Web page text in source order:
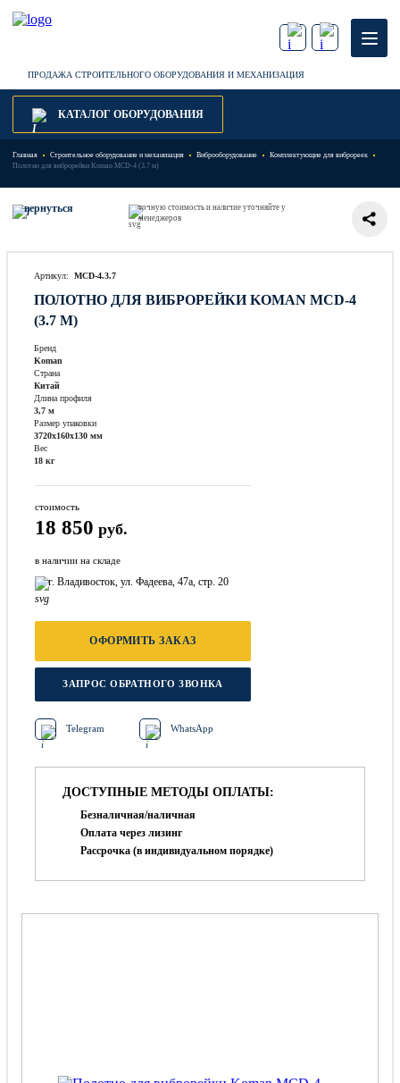
ПРОДАЖА СТРОИТЕЛЬНОГО ОБОРУДОВАНИЯ И МЕХАНИЗАЦИЯ
КАТАЛОГ ОБОРУДОВАНИЯ
Главная Строительное оборудование и механизация Виброоборудование
Комплектующие для виброреек
Полотно для виброрейки Koman MCD-4 (3.7 м)
вернуться
точную стоимость и наличие уточняйте у
менеджеров
Артикул: MCD-4.3.7
ПОЛОТНО ДЛЯ ВИБРОРЕЙКИ KOMAN MCD-4
(3.7 М)
Бренд
Koman
Страна
Китай
Длина профиля
3,7 м
Размер упаковки
3720х160х130 мм
Вес
18 кг
стоимость
18 850 руб.
в наличии на складе
г. Владивосток, ул. Фадеева, 47а, стр. 20
ОФОРМИТЬ ЗАКАЗ
ЗАПРОС ОБРАТНОГО ЗВОНКА
Telegram WhatsApp
ДОСТУПНЫЕ МЕТОДЫ ОПЛАТЫ:
Безналичная/наличная
Оплата через лизинг
Рассрочка (в индивидуальном порядке)